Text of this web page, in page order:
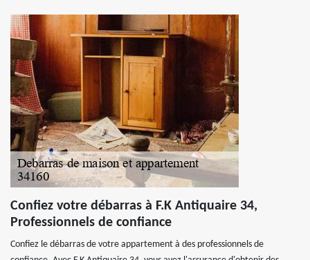
Confiez votre débarras à F.K Antiquaire 34,
Professionnels de confiance
Confiez le débarras de votre appartement à des professionnels de